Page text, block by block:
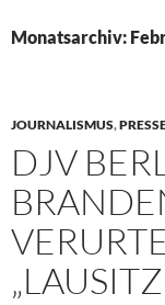
Monatsarchiv:
JOURNALISMUS,
DJV